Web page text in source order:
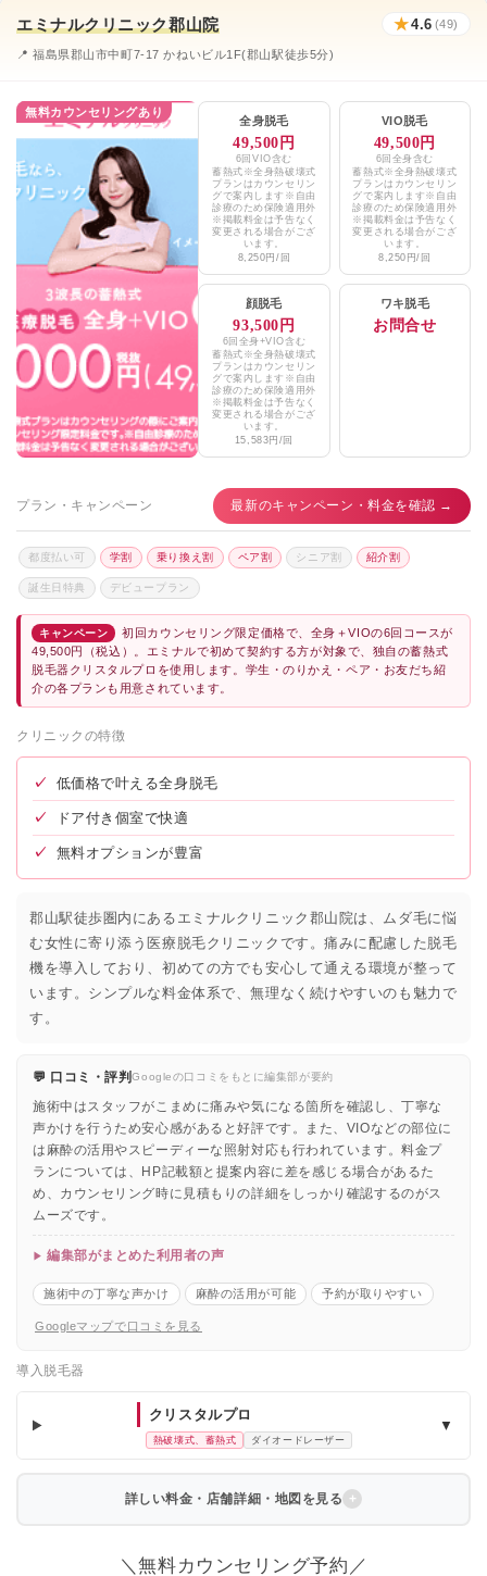
エミナルクリニックメンズ郡山院 ★4.6 / 5（48件）
メンズリゼ郡山（提携院） ★4.4 / 5（262件）
TCB東京中央美容外科郡山院 ★4.3 / 5（1,002件）
城本クリニック郡山院 ★4.7 / 5（388件）
コスモス皮膚科内科クリニック ★2.2 / 5（83件）
太田西ノ内病院 ★2.5 / 5（282件）
アリエル美容クリニック郡山院 ★4.9 / 5（287件）
やなぎほり皮膚科クリニック
クリスタルメンズクリニック
エミナルクリニック郡山院 ★4.6 (49)
📍 福島県郡山市中町7-17 かねいビル1F(郡山駅徒歩5分)
無料カウンセリングあり
全身脱毛
49,500円
6回VIO含む
蓄熱式※全身熱破壊式
プランはカウンセリン
グで案内します※自由
診療のため保険適用外
※掲載料金は予告なく
変更される場合がござ
います。
8,250円/回
VIO脱毛
49,500円
6回全身含む
蓄熱式※全身熱破壊式
プランはカウンセリン
グで案内します※自由
診療のため保険適用外
※掲載料金は予告なく
変更される場合がござ
います。
8,250円/回
顔脱毛
93,500円
6回全身+VIO含む
蓄熱式※全身熱破壊式
プランはカウンセリン
グで案内します※自由
診療のため保険適用外
※掲載料金は予告なく
変更される場合がござ
います。
15,583円/回
ワキ脱毛
お問合せ
プラン・キャンペーン 最新のキャンペーン・料金を確認 →
都度払い可 学割 乗り換え割 ペア割 シニア割 紹介割
誕生日特典 デビュープラン
キャンペーン
初回カウンセリング限定価格で、全身＋VIOの6回コースが
49,500円（税込）。エミナルで初めて契約する方が対象で、独自の蓄熱式
脱毛器クリスタルプロを使用します。学生・のりかえ・ペア・お友だち紹
介の各プランも用意されています。
クリニックの特徴
✓ 低価格で叶える全身脱毛
✓ ドア付き個室で快適
✓ 無料オプションが豊富
郡山駅徒歩圏内にあるエミナルクリニック郡山院は、ムダ毛に悩
む女性に寄り添う医療脱毛クリニックです。痛みに配慮した脱毛
機を導入しており、初めての方でも安心して通える環境が整って
います。シンプルな料金体系で、無理なく続けやすいのも魅力で
す。
💬 口コミ・評判Googleの口コミをもとに編集部が要約
施術中はスタッフがこまめに痛みや気になる箇所を確認し、丁寧な
声かけを行うため安心感があると好評です。また、VIOなどの部位に
は麻酔の活用やスピーディーな照射対応も行われています。料金プ
ランについては、HP記載額と提案内容に差を感じる場合があるた
め、カウンセリング時に見積もりの詳細をしっかり確認するのがス
ムーズです。
編集部がまとめた利用者の声
施術中の丁寧な声かけ 麻酔の活用が可能 予約が取りやすい
Googleマップで口コミを見る
導入脱毛器
クリスタルプロ
熱破壊式、蓄熱式 ダイオードレーザー
▼
詳しい料金・店舗詳細・地図を見る
＼無料カウンセリング予約／